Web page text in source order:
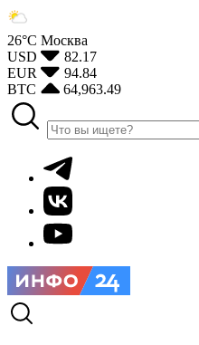
26°С Москва
USD
82.17
EUR
94.84
BTC
64,963.49